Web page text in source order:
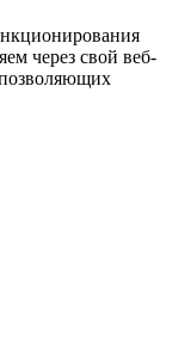
через свой веб-